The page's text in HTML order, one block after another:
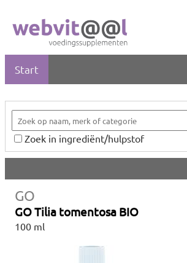
Start
Zoek in ingrediënt/hulpstof
GO
GO Tilia tomentosa BIO
100 ml